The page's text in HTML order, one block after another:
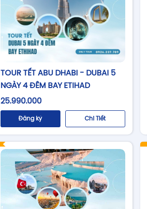
TOUR TẾT ABU DHABI - DUBAI 5
NGÀY 4 ĐÊM BAY ETIHAD
25.990.000
Đăng ký Chi Tiết